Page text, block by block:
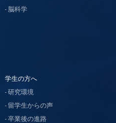
脳科学
学生の方へ
研究環境
留学生からの声
卒業後の進路